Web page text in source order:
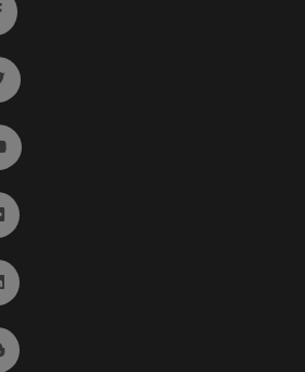
Ir a facebook (abre en ventana nueva)
Ir a twitter (abre en ventana nueva)
Ir a YouTube (abre en ventana nueva)
Ir a Flickr (abre en ventana nueva)
Ir a Linkedin (abre en ventana nueva)
Ir al Blog (abre en ventana nueva)